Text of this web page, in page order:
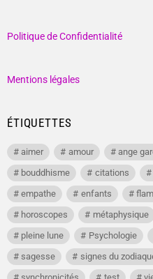
Politique de Confidentialité
Mentions légales
ÉTIQUETTES
aimer amour ange
bouddhisme
citations
empathe
enfants
horoscopes
métaphysique
pleine lune
Psychologie
sagesse
signes du